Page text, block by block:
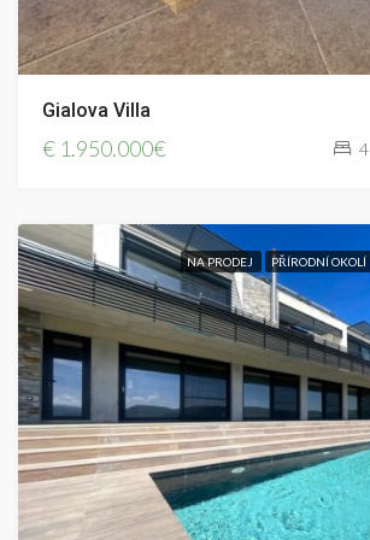
Gialova Villa
€ 1.950.000€ 4
NA PRODEJ PŘÍRODNÍ OKOLÍ